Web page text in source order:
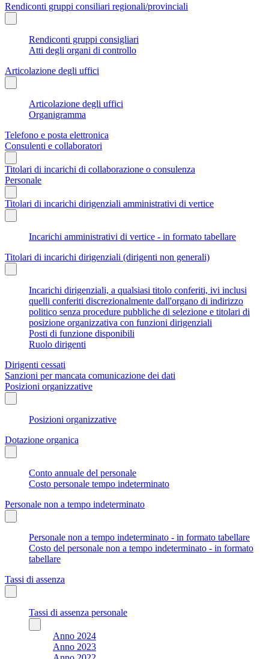
Rendiconti gruppi consiliari regionali/provinciali
Rendiconti gruppi consigliari
Atti degli organi di controllo
Articolazione degli uffici
Articolazione degli uffici
Organigramma
Telefono e posta elettronica
Consulenti e collaboratori
Titolari di incarichi di collaborazione o consulenza
Personale
Titolari di incarichi dirigenziali amministrativi di vertice
Incarichi amministrativi di vertice - in formato tabellare
Titolari di incarichi dirigenziali (dirigenti non generali)
Incarichi dirigenziali, a qualsiasi titolo conferiti, ivi inclusi
quelli conferiti discrezionalmente dall'organo di indirizzo
politico senza procedure pubbliche di selezione e titolari di
posizione organizzativa con funzioni dirigenziali
Posti di funzione disponibili
Ruolo dirigenti
Dirigenti cessati
Sanzioni per mancata comunicazione dei dati
Posizioni organizzative
Posizioni organizzative
Dotazione organica
Conto annuale del personale
Costo personale tempo indeterminato
Personale non a tempo indeterminato
Personale non a tempo indeterminato - in formato tabellare
Costo del personale non a tempo indeterminato - in formato
tabellare
Tassi di assenza
Tassi di assenza personale
Anno 2024
Anno 2023